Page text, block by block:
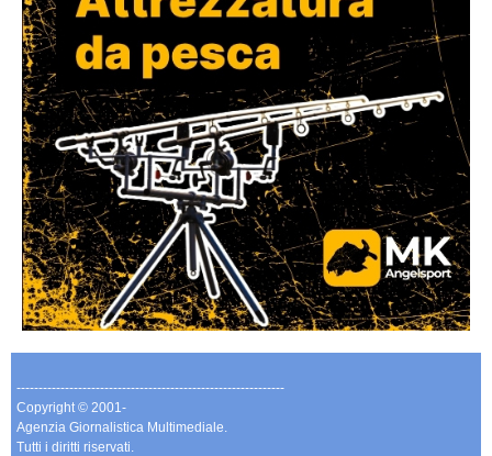
-------------------------------------------------------------
Copyright © 2001-
Agenzia Giornalistica Multimediale.
Tutti i diritti riservati.